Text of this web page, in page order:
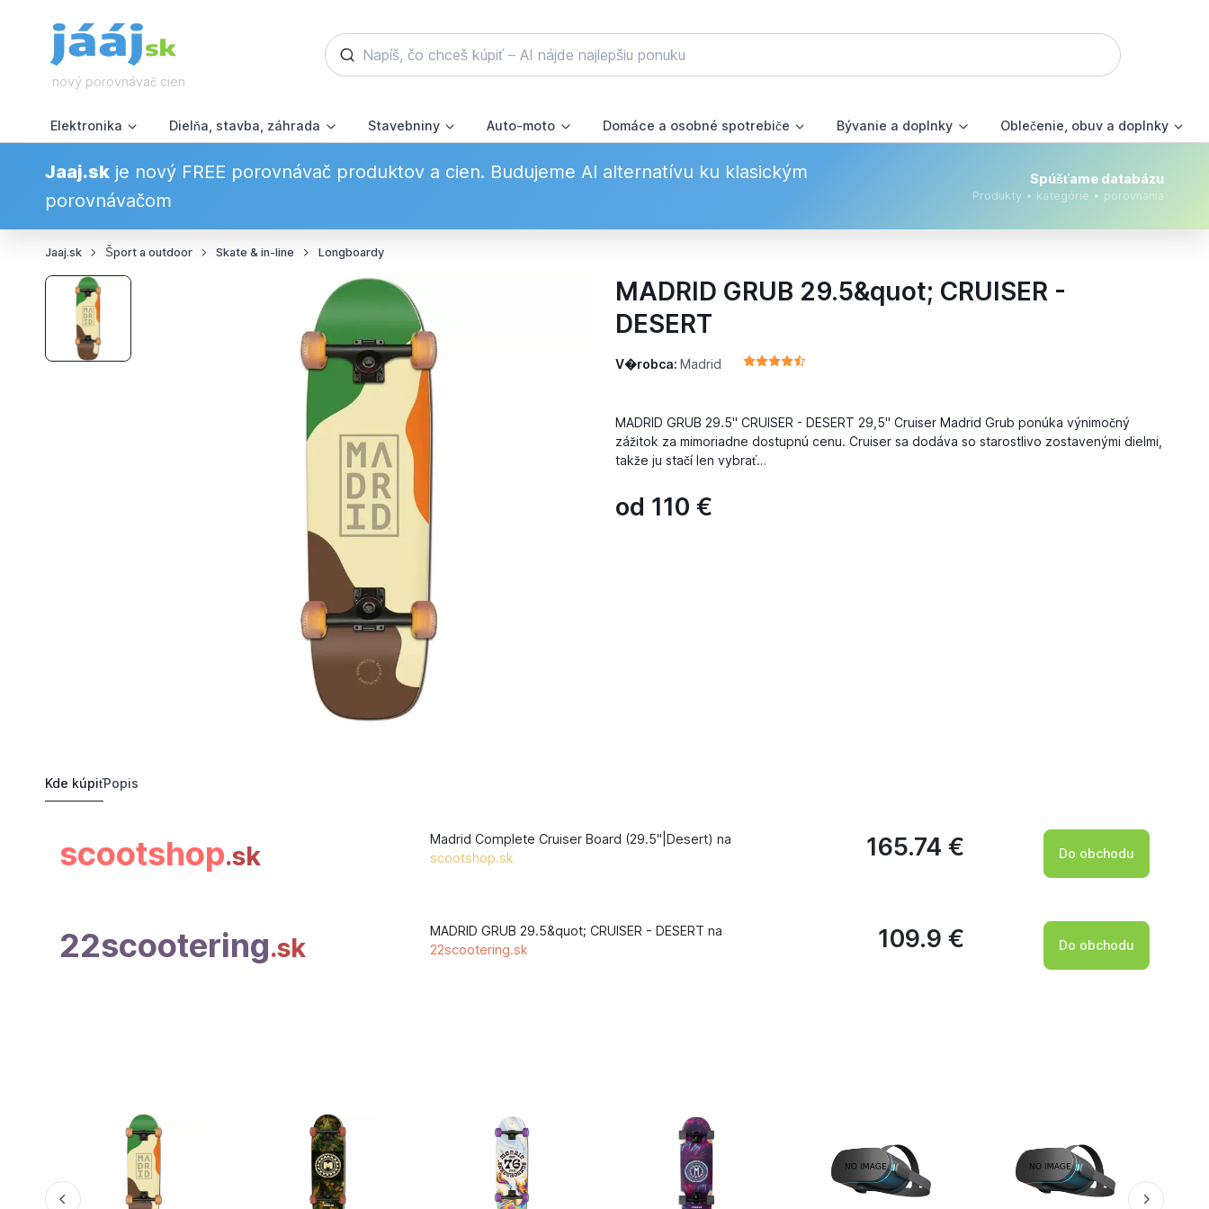
nový porovnávač cien
Elektronika Dielňa, stavba, záhrada Stavebniny Auto-moto Domáce a osobné spotrebiče Bývanie a doplnky Oblečenie, obuv a doplnky
Jaaj.skje nový FREE porovnávač produktov a cien. Budujeme AI alternatívu ku klasickým
porovnávačom
Spúšťame databázu
Produkty • kategórie • porovnania
Jaaj.sk Šport a outdoor Skate & in-line Longboardy
MADRID GRUB 29.5&quot; CRUISER -
DESERT
V�robca: Madrid
MADRID GRUB 29.5" CRUISER - DESERT 29,5" Cruiser Madrid Grub ponúka výnimočný
zážitok za mimoriadne dostupnú cenu. Cruiser sa dodáva so starostlivo zostavenými dielmi,
takže ju stačí len vybrať…
od 110 €
Kde kúpiťPopis
scootshop.sk
Madrid Complete Cruiser Board (29.5"|Desert) na
scootshop.sk
165.74 € Do obchodu
22scootering.sk
MADRID GRUB 29.5&quot; CRUISER - DESERT na
22scootering.sk
109.9 € Do obchodu